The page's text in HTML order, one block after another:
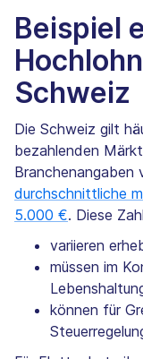
Beispiel
Schweiz
Die Schweiz gilt
bezahlenden
Branchenangaben
durchschnittliche
5.000 €. Diese
variieren
müssen im
können für